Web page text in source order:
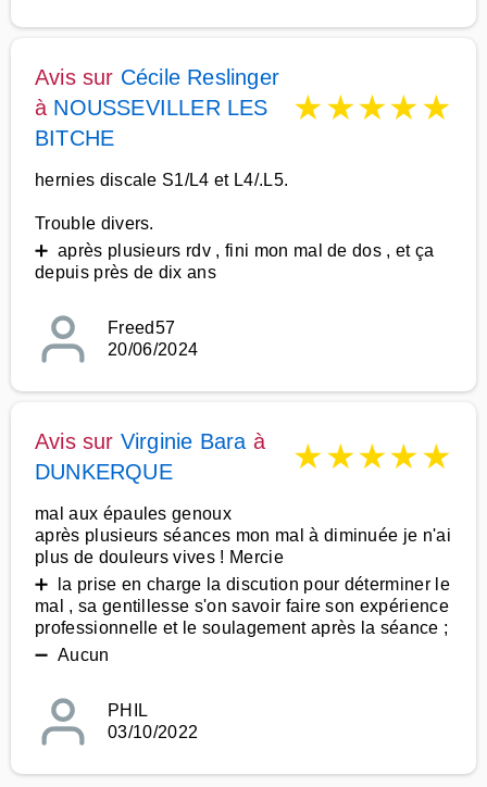
Avis sur Cécile Reslinger
à NOUSSEVILLER LES
BITCHE
★★★★★
hernies discale S1/L4 et L4/.L5.
Trouble divers.
➕ après plusieurs rdv , fini mon mal de dos , et ça
depuis près de dix ans
Freed57
20/06/2024
Avis sur Virginie Bara à
DUNKERQUE
★★★★★
mal aux épaules genoux
après plusieurs séances mon mal à diminuée je n'ai
plus de douleurs vives ! Mercie
➕ la prise en charge la discution pour déterminer le
mal , sa gentillesse s'on savoir faire son expérience
professionnelle et le soulagement après la séance ;
➖ Aucun
PHIL
03/10/2022